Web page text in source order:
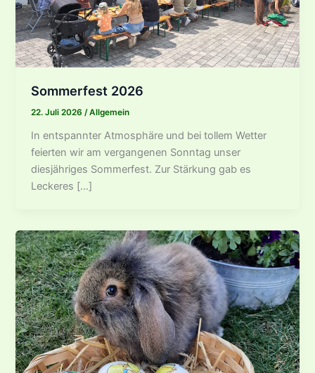
Sommerfest 2026
22. Juli 2026 /Allgemein
In entspannter Atmosphäre und bei tollem Wetter
feierten wir am vergangenen Sonntag unser
diesjähriges Sommerfest. Zur Stärkung gab es
Leckeres […]